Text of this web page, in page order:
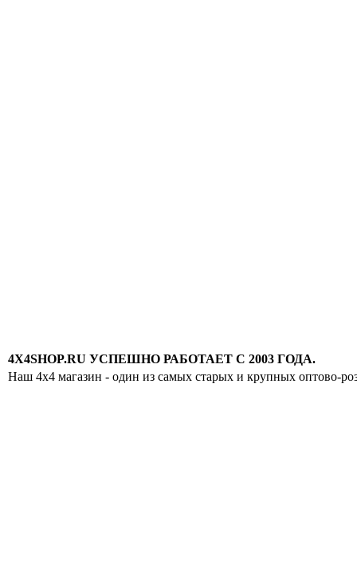
4X4SHOP.RU УСПЕШНО РАБОТАЕТ С 2003 ГОДА.
Наш 4x4 магазин - один из самых старых и крупных оптово-